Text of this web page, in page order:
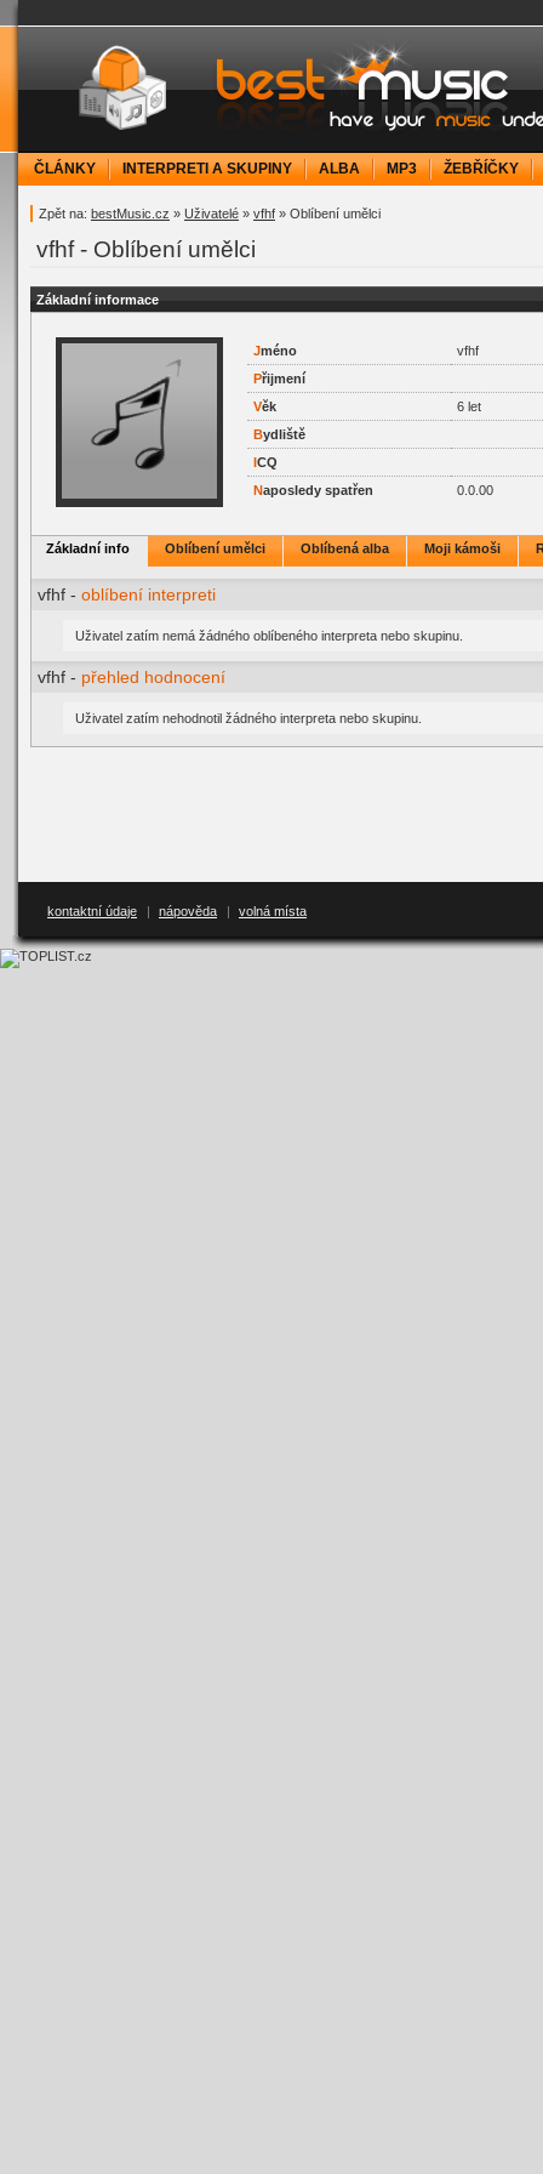
bestMusic.cz - Have your music under
ČLÁNKY INTERPRETI A SKUPINY ALBA MP3 ŽEBŘÍČKY
Zpět na: bestMusic.cz » Uživatelé » vfhf » Oblíbení umělci
vfhf - Oblíbení umělci
Základní informace
Jméno
vfhf
Přijmení
Věk
6 let
Bydliště
ICQ
Naposledy spatřen 0.0.00
Základní info Oblíbení umělci Oblíbená alba Moji kámoši
vfhf - oblíbení interpreti
Uživatel zatím nemá žádného oblíbeného interpreta nebo skupinu.
vfhf - přehled hodnocení
Uživatel zatím nehodnotil žádného interpreta nebo skupinu.
kontaktní údaje | nápověda | volná místa